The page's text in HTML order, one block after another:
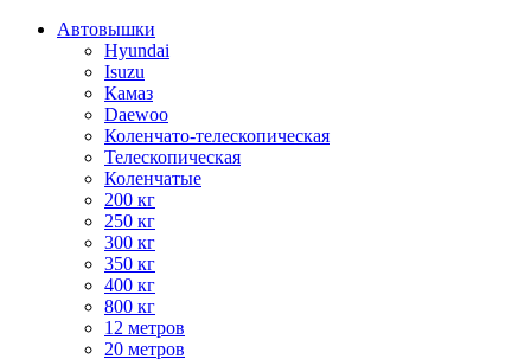
Автовышки
Hyundai
Isuzu
Камаз
Daewoo
Коленчато-телескопическая
Телескопическая
Коленчатые
200 кг
250 кг
300 кг
350 кг
400 кг
800 кг
12 метров
20 метров